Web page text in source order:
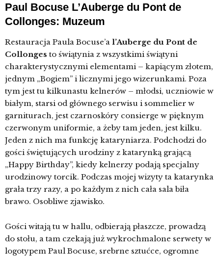
Paul Bocuse L’Auberge du Pont de
Collonges: Muzeum
Restauracja Paula Bocuse’a l’Auberge du Pont de
Collonges to świątynia z wszystkimi świątyni
charakterystycznymi elementami – kapiącym złotem,
jednym „Bogiem” i licznymi jego wizerunkami. Poza
tym jest tu kilkunastu kelnerów – młodsi, uczniowie w
białym, starsi od głównego serwisu i sommelier w
garniturach, jest czarnoskóry consierge w pięknym
czerwonym uniformie, a żeby tam jeden, jest kilku.
Jeden z nich ma funkcję kataryniarza. Podchodzi do
gości świętujących urodziny z katarynką grającą
„Happy Birthday”, kiedy kelnerzy podają specjalny
urodzinowy torcik. Podczas mojej wizyty ta katarynka
grała trzy razy, a po każdym z nich cała sala biła
brawo. Osobliwe zjawisko.
Gości witają tu w hallu, odbierają płaszcze, prowadzą
do stołu, a tam czekają już wykrochmalone serwety w
logotypem Paul Bocuse, srebrne sztućce, ogromne